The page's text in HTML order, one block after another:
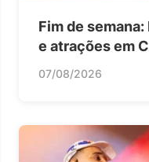
Fim de
e atrações em
07/08/2026